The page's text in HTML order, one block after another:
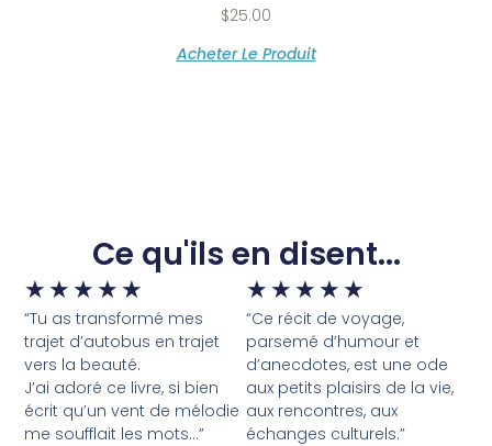
$25.00
Acheter Le Produit
Ce qu'ils en disent...
★ ★ ★ ★ ★
“Tu as transformé mes
trajet d’autobus en trajet
vers la beauté.
J’ai adoré ce livre, si bien
écrit qu’un vent de mélodie
me soufflait les mots…”
★ ★ ★ ★ ★
“Ce récit de voyage,
parsemé d’humour et
d’anecdotes, est une ode
aux petits plaisirs de la vie,
aux rencontres, aux
échanges culturels.”